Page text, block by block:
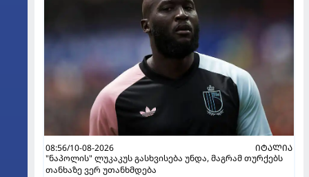
08:56/10-08-2026
ᲘᲢᲐᲚᲘᲐ
"ნაპოლის" ლუკაკუს გასხვისება უნდა, მაგრამ თურქებს
თანხაზე ვერ უთანხმდება